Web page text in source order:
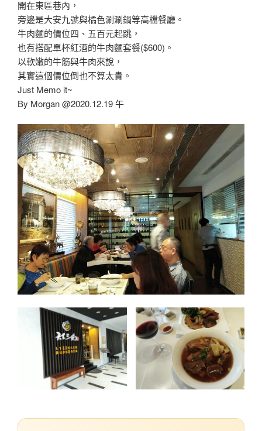
開在東區巷內，
旁邊是大安九號與橘色涮涮鍋等高檔餐廳。
牛肉麵的價位四、五百元起跳，
也有搭配單杯紅酒的牛肉麵套餐($600)。
以軟嫩的牛筋與牛肉來說，
其實這個價位倒也不算太貴。
Just Memo it~
By Morgan @2020.12.19 午